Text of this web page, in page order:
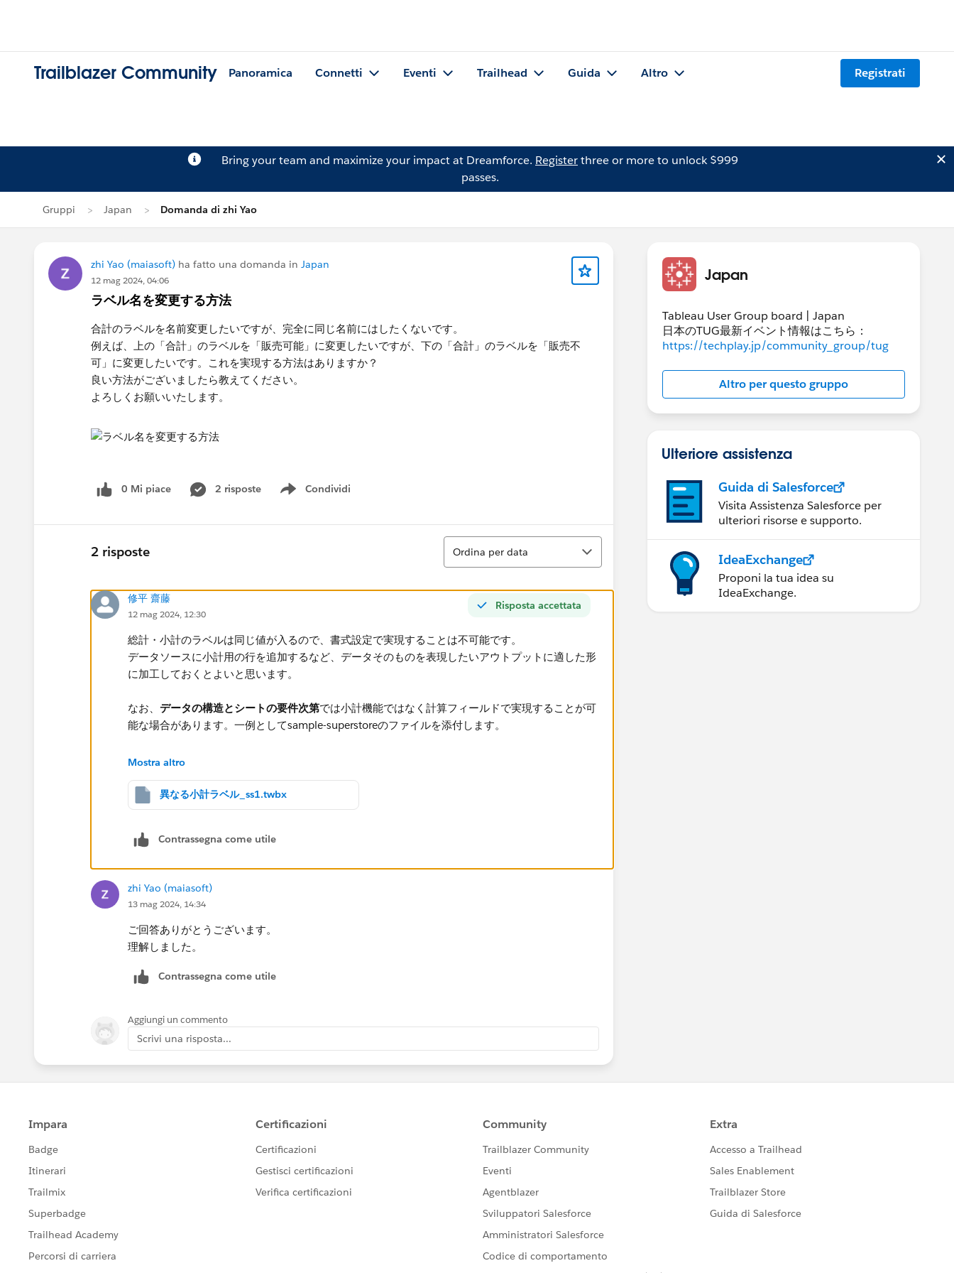
Trailblazer Community Panoramica Connetti Eventi Trailhead Guida Altro Registrati
Bring your team and maximize your impact at Dreamforce. Registerthree or more to unlock $999
passes.
Gruppi Japan Domanda di zhi Yao
zhi Yao (maiasoft) ha fatto una domanda in Japan
12 mag 2024, 04:06
ラベル名を変更する方法
合計のラベルを名前変更したいですが、完全に同じ名前にはしたくないです。
例えば、上の「合計」のラベルを「販売可能」に変更したいですが、下の「合計」のラベルを「販売不
可」に変更したいです。これを実現する方法はありますか？
良い方法がございましたら教えてください。
よろしくお願いいたします。
0 Mi piace 2 risposte Condividi
Show menu
2 risposte
Ordina
Ordina per data
Risposta accettata
修平 齋藤
12 mag 2024, 12:30
総計・小計のラベルは​同じ値が入るので、書式設定で実現することは不可能です。
データソースに小計用の行を追加するなど、データそのものを表現したいアウトプットに適した形
に加工しておくとよいと思います。
なお、 ​データの構造とシートの要件次第では小計機能ではなく計算フィールドで実現することが可
能な場合があります。一例としてsample-superstoreのファイルを添付します。
Mostra altro
異なる小計ラベル_ss1.twbx
Contrassegna come utile
zhi Yao (maiasoft)
13 mag 2024, 14:34
ご回答ありがとうございます。
理解しました。
Contrassegna come utile
Aggiungi un commento
Scrivi una risposta...
Japan
Tableau User Group board | Japan
日本のTUG最新イベント情報はこちら：
https://techplay.jp/community_group/tug
Altro per questo gruppo
Ulteriore assistenza
Guida di Salesforce
Visita Assistenza Salesforce per
ulteriori risorse e supporto.
IdeaExchange
Proponi la tua idea su
IdeaExchange.